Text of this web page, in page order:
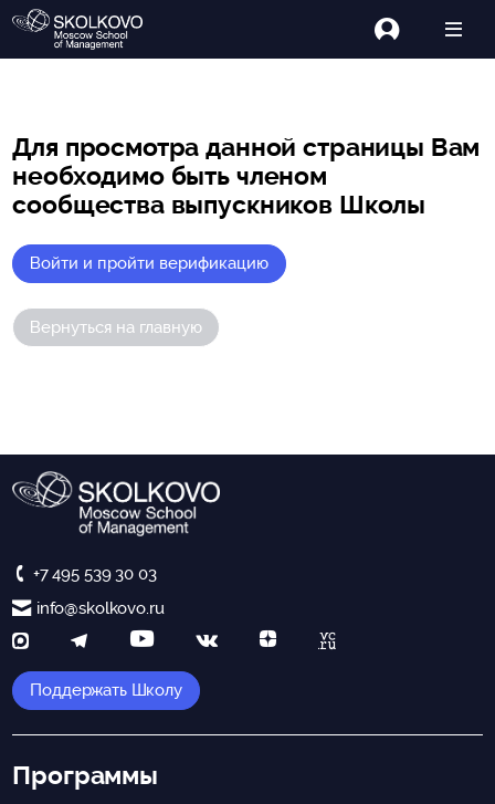
Для просмотра данной страницы Вам
необходимо быть членом
сообщества выпускников Школы
Войти и пройти верификацию
Вернуться на главную
+7 495 539 30 03
info@skolkovo.ru
Поддержать Школу
Программы